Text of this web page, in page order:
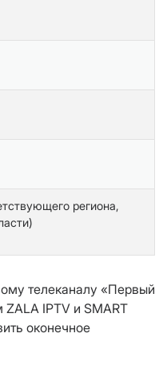
региона,
телеканалу «Первый
IPTV и SMART
оконечное